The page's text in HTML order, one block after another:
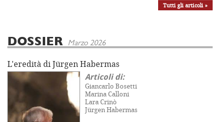
Tutti gli articoli »
DOSSIER Marzo 2026
L'eredità di Jürgen Habermas
Articoli di:
Giancarlo Bosetti
Marina Calloni
Lara Crinò
Jürgen Habermas